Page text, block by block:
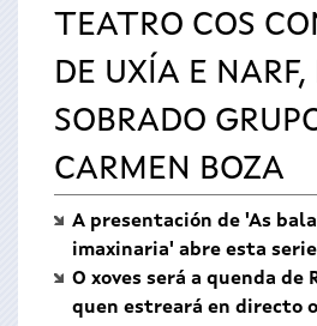
TEATRO COS
DE UXÍA E NARF,
SOBRADO
CARMEN BOZA
A presentación de 'As
imaxinaria' abre esta
O xoves será a quenda de
quen estreará en directo